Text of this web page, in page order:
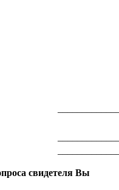
свидетеля Вы